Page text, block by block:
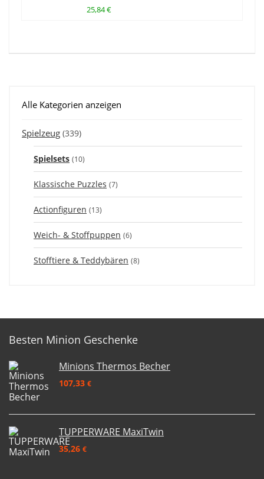
25,84 €
Alle Kategorien anzeigen
Spielzeug (339)
Spielsets (10)
Klassische Puzzles (7)
Actionfiguren (13)
Weich- & Stoffpuppen (6)
Stofftiere & Teddybären (8)
Besten Minion Geschenke
Minions Thermos Becher
107,33 €
TUPPERWARE MaxiTwin
35,26 €